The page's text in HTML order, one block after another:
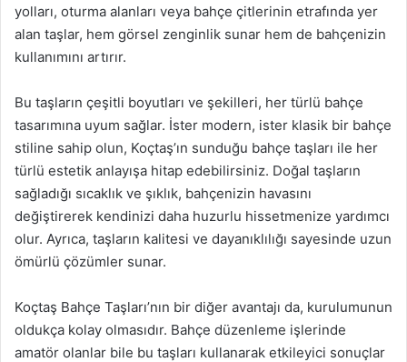
yolları, oturma alanları veya bahçe çitlerinin etrafında yer
alan taşlar, hem görsel zenginlik sunar hem de bahçenizin
kullanımını artırır.
Bu taşların çeşitli boyutları ve şekilleri, her türlü bahçe
tasarımına uyum sağlar. İster modern, ister klasik bir bahçe
stiline sahip olun, Koçtaş’ın sunduğu bahçe taşları ile her
türlü estetik anlayışa hitap edebilirsiniz. Doğal taşların
sağladığı sıcaklık ve şıklık, bahçenizin havasını
değiştirerek kendinizi daha huzurlu hissetmenize yardımcı
olur. Ayrıca, taşların kalitesi ve dayanıklılığı sayesinde uzun
ömürlü çözümler sunar.
Koçtaş Bahçe Taşları’nın bir diğer avantajı da, kurulumunun
oldukça kolay olmasıdır. Bahçe düzenleme işlerinde
amatör olanlar bile bu taşları kullanarak etkileyici sonuçlar